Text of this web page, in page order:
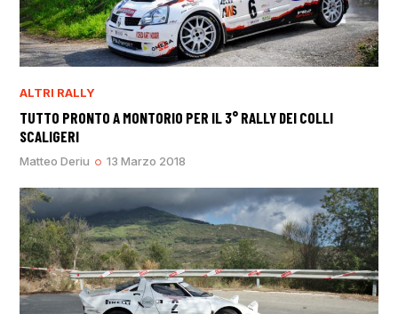
ALTRI RALLY
TUTTO PRONTO A MONTORIO PER IL 3° RALLY DEI COLLI
SCALIGERI
Matteo Deriu 13 Marzo 2018